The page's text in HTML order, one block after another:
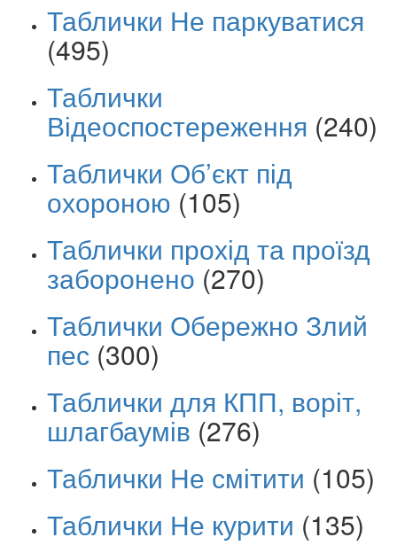
Таблички Не паркуватися
(495)
Таблички
Відеоспостереження (240)
Таблички Об’єкт під
охороною (105)
Таблички прохід та проїзд
заборонено (270)
Таблички Обережно Злий
пес (300)
Таблички для КПП, воріт,
шлагбаумів (276)
Таблички Не смітити (105)
Таблички Не курити (135)